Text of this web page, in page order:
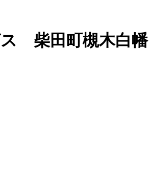
ス 柴田町槻木白